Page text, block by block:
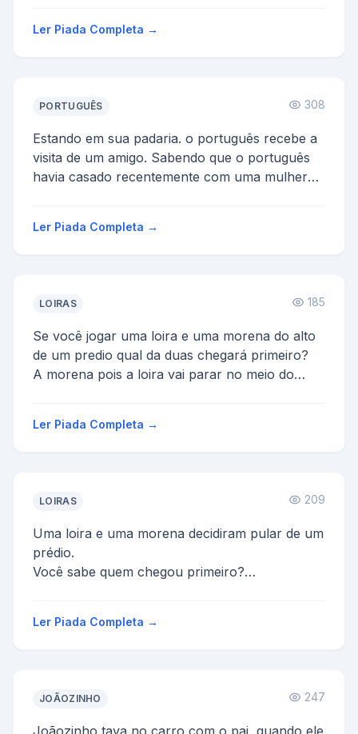
Ler Piada Completa →
PORTUGUÊS 308
Estando em sua padaria. o português recebe a
visita de um amigo. Sabendo que o português
havia casado recentemente com uma mulher
Ler Piada Completa →
LOIRAS 185
Se você jogar uma loira e uma morena do alto
de um predio qual da duas chegará primeiro?
A morena pois a loira vai parar no meio do
Ler Piada Completa →
LOIRAS 209
Uma loira e uma morena decidiram pular de um
prédio.
Você sabe quem chegou primeiro?
Ler Piada Completa →
JOÃOZINHO 247
Joãozinho tava no carro com o pai, quando ele